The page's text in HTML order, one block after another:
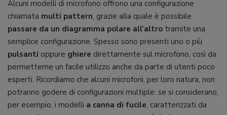
Alcuni modelli di microfono offrono una configurazione
chiamata multi pattern, grazie alla quale è possibile
passare da un diagramma polare all’altro tramite una
semplice configurazione. Spesso sono presenti uno o più
pulsanti oppure ghiere direttamente sul microfono, così da
permetterne un facile utilizzo anche da parte di utenti poco
esperti. Ricordiamo che alcuni microfoni, per loro natura, non
potranno godere di configurazioni multiple: se si considerano,
per esempio, i modelli a canna di fucile, caratterizzati da